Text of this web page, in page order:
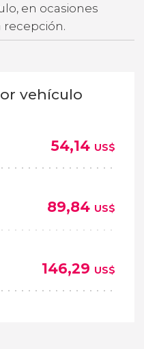
en ocasiones
recepción.
vehículo
54,14 US$
89,84 US$
146,29 US$